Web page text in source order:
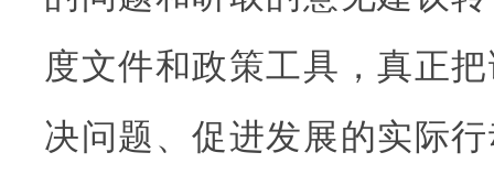
度文件和政策工具，真正
决问题、促进发展的实际